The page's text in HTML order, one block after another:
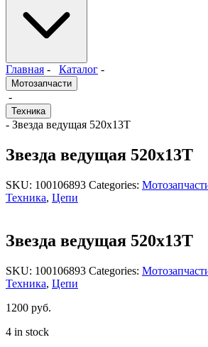
Главная - Каталог -
Мотозапчасти
-
Техника
- Звезда ведущая 520x13T
Звезда ведущая 520x13T
SKU: 100106893 Categories:
Техника, Цепи
Звезда ведущая 520x13T
SKU: 100106893 Categories:
Техника, Цепи
1200 руб.
4 in stock